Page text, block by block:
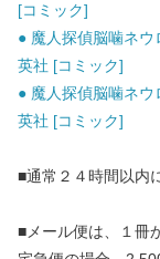
[コミック]
● 魔人探偵脳噛ネ
英社 [コミック]
● 魔人探偵脳噛ネ
英社 [コミック]
■通常２４時間以内
■メール便は、１冊